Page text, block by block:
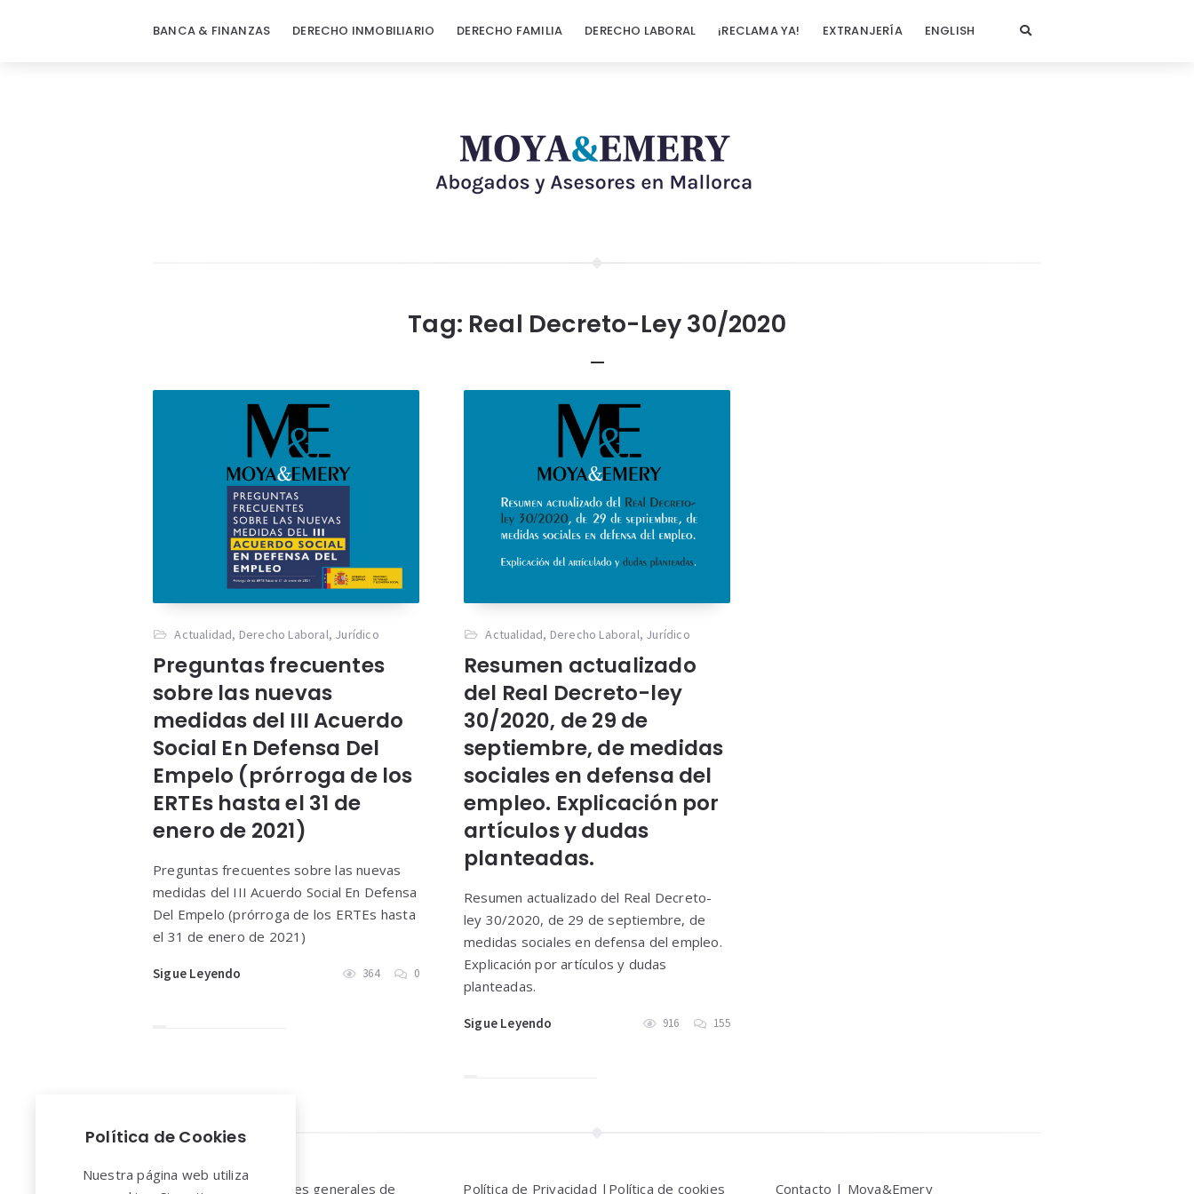
BANCA & FINANZAS DERECHO INMOBILIARIO DERECHO FAMILIA DERECHO LABORAL ¡RECLAMA YA! EXTRANJERÍA ENGLISH
Tag: Real Decreto-Ley 30/2020
Actualidad, Derecho Laboral, Jurídico
Preguntas frecuentes
sobre las nuevas
medidas del III Acuerdo
Social En Defensa Del
Empelo (prórroga de los
ERTEs hasta el 31 de
enero de 2021)
Preguntas frecuentes sobre las nuevas
medidas del III Acuerdo Social En Defensa
Del Empelo (prórroga de los ERTEs hasta
el 31 de enero de 2021)
Sigue Leyendo 364 0
Actualidad, Derecho Laboral, Jurídico
Resumen actualizado
del Real Decreto-ley
30/2020, de 29 de
septiembre, de medidas
sociales en defensa del
empleo. Explicación por
artículos y dudas
planteadas.
Resumen actualizado del Real Decreto-
ley 30/2020, de 29 de septiembre, de
medidas sociales en defensa del empleo.
Explicación por artículos y dudas
planteadas.
Sigue Leyendo 916 155
Widgets
Aviso legal y Condiciones generales de Política de Privacidad | Política de cookies Contacto | Moya&Emery
Política de Cookies
Nuestra página web utiliza